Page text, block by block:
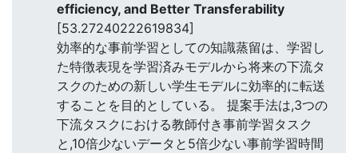
efficiency, and Better Transferability
[53.27240222619834]
効率的な事前学習としての知識蒸留は、学習し
た特徴表現を学習済みモデルから将来の下流タ
スクのための新しい学生モデルに効率的に転送
することを目的としている。 提案手法は,3つの
下流タスクにおける教師付き事前学習タスク
と,10倍少ないデータと5倍少ない事前学習時間